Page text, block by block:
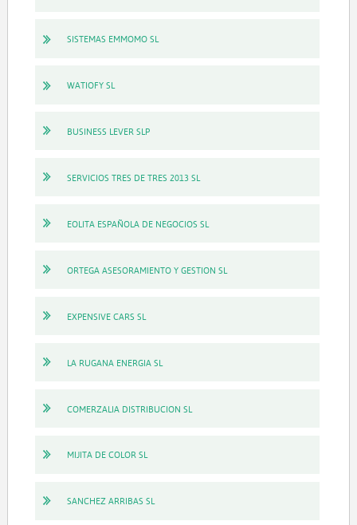
SISTEMAS EMMOMO SL
WATIOFY SL
BUSINESS LEVER SLP
SERVICIOS TRES DE TRES 2013 SL
EOLITA ESPAÑOLA DE NEGOCIOS SL
ORTEGA ASESORAMIENTO Y GESTION SL
EXPENSIVE CARS SL
LA RUGANA ENERGIA SL
COMERZALIA DISTRIBUCION SL
MIJITA DE COLOR SL
SANCHEZ ARRIBAS SL